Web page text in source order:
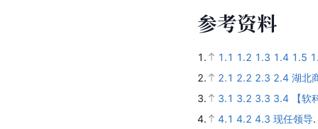
参考资料
1. 1.1 1.2 1.3 1.4 1.5
2.
2.1 2.2 2.3 2.4 湖北
3.
3.1 3.2 3.3 3.4
【
4.
4.1 4.2 4.3 现任领导.